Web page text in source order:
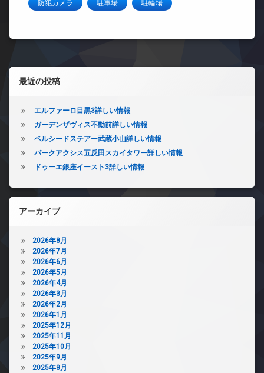
防犯カメラ 駐車場 駐輪場
左サイドバー
最近の投稿
エルファーロ目黒3詳しい情報
ガーデンザヴィス不動前詳しい情報
ベルシードステアー武蔵小山詳しい情報
パークアクシス五反田スカイタワー詳しい情報
ドゥーエ銀座イースト3詳しい情報
アーカイブ
2026年8月
2026年7月
2026年6月
2026年5月
2026年4月
2026年3月
2026年2月
2026年1月
2025年12月
2025年11月
2025年10月
2025年9月
2025年8月